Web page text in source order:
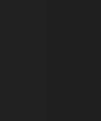
projet